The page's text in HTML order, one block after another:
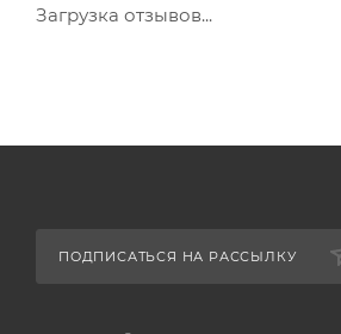
Загрузка отзывов...
ПОДПИСАТЬСЯ НА РАССЫЛКУ